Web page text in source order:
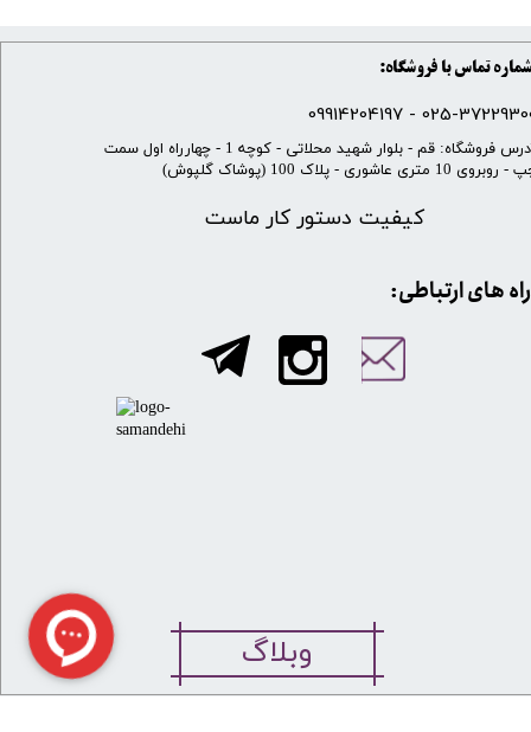
شماره تماس با فروشگاه:
025-37229300 -
کیفیت دستور کار ماست
​آدرس فروشگاه: قم - بلوار شهید محلاتی - کوچه 1 - چهارراه اول سمت
10 متری عاشوری - پلاک 100 (پوشاک گلپوش)
​​راه های ارتباطی:
وبلاگ